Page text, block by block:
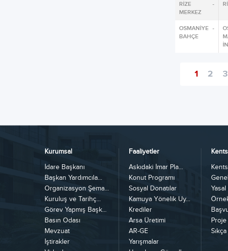
RİZE -
MERKEZ
OSMANİYE -
BAHÇE
1 2 3
Kurumsal
İdare Başkanı
Başkan Yardımcıla...
Organizasyon Şema...
Kuruluş ve Tarihç...
Görev Yapmış Başk...
Basın Odası
Mevzuat
İştirakler
Faaliyetler
Askıdaki İmar Pla...
Konut Programı
Sosyal Donatılar
Kamuya Yönelik Uy...
Krediler
Arsa Üretimi
AR-GE
Yarışmalar